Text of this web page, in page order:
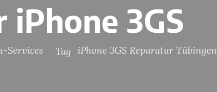
iPhone 3GS
Services Tag iPhone 3GS Reparatur Tübingen